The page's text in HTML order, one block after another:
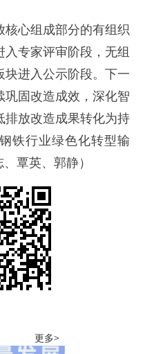
核心组成部分的有组织
专家评审阶段，无组
进入公示阶段。下一
巩固改造成效，深化智
排放改造成果转化为持
铁行业绿色化转型输
覃英、郭静）
更多>